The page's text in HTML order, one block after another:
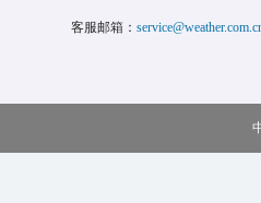
客服邮箱：